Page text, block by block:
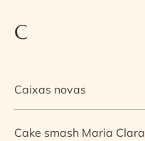
C
Caixas novas
Cake smash Maria Clara